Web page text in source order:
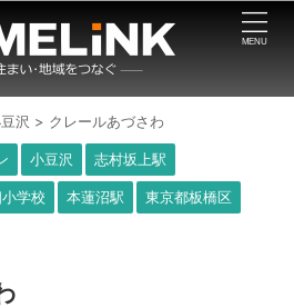
沢 > クレールあづさわ
小豆沢 志村坂上駅
学校 本蓮沼駅 東京都板橋区